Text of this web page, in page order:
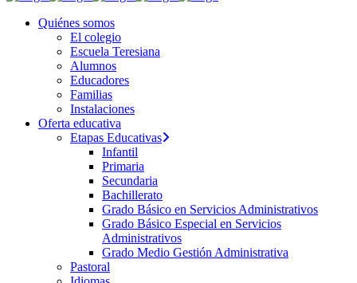
Quiénes somos
El colegio
Escuela Teresiana
Alumnos
Educadores
Familias
Instalaciones
Oferta educativa
Etapas Educativas
Infantil
Primaria
Secundaria
Bachillerato
Grado Básico en Servicios Administrativos
Grado Básico Especial en Servicios
Administrativos
Grado Medio Gestión Administrativa
Pastoral